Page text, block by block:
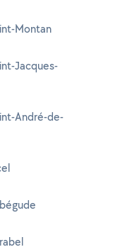
Montan
Jacques-
André-de-